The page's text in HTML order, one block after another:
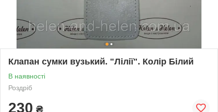
Клапан сумки вузький. "Лілії". Колір Білий
В наявності
Роздріб
230 ₴